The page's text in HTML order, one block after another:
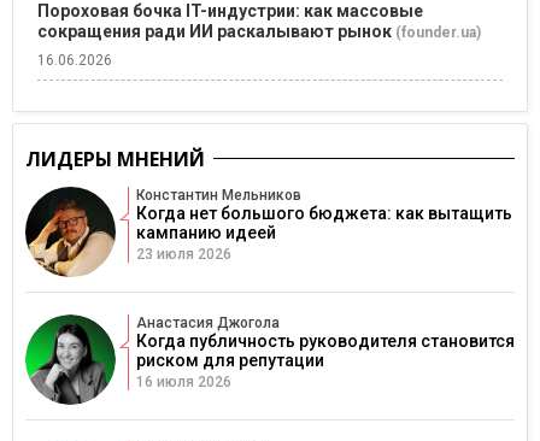
Пороховая бочка IT-индустрии: как массовые
сокращения ради ИИ раскалывают рынок (founder.ua)
16.06.2026
ЛИДЕРЫ МНЕНИЙ
Константин Мельников
Когда нет большого бюджета: как вытащить
кампанию идеей
23 июля 2026
Анастасия Джогола
Когда публичность руководителя становится
риском для репутации
16 июля 2026